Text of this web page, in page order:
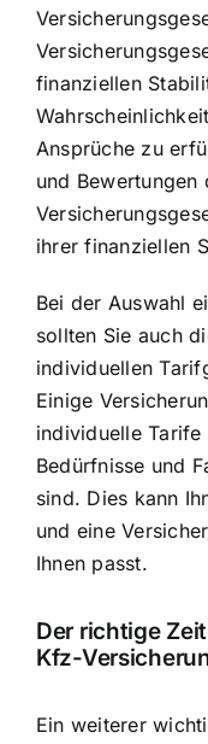
finanziellen
Ansprüche zu
und Bewertungen
ihrer finanziellen
Bei der Auswahl
sollten Sie auch
individuellen
Einige
individuelle
Bedürfnisse und
sind. Dies kann
und eine
Ihnen passt.
Der richtige
Kfz-
Ein weiterer